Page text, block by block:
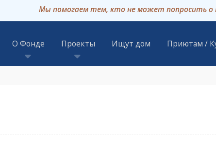
Мы помогаем тем, кто не может попросить
Защита животных в Москве – сайт фонда помощи
О Фонде Проекты Ищут дом Приютам /